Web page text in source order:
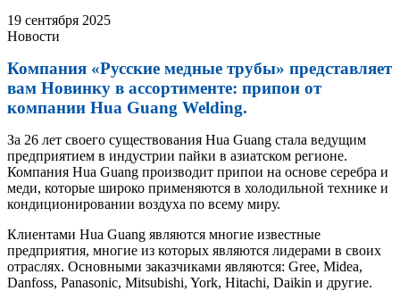
19 сентября 2025
Новости
Компания «Русские медные трубы» представляет
вам Новинку в ассортименте: припои от
компании Hua Guang Welding.
За 26 лет своего существования Hua Guang стала ведущим
предприятием в индустрии пайки в азиатском регионе.
Компания Hua Guang производит припои на основе серебра и
меди, которые широко применяются в холодильной технике и
кондиционировании воздуха по всему миру.
Клиентами Hua Guang являются многие известные
предприятия, многие из которых являются лидерами в своих
отраслях. Основными заказчиками являются: Gree, Midea,
Danfoss, Panasonic, Mitsubishi, York, Hitachi, Daikin и другие.